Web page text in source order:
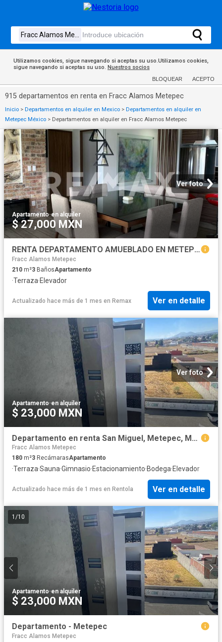
Utilizamos cookies, sigue navegando si aceptas su uso.Utilizamos cookies,
sigue navegando si aceptas su uso. Nuestros socios
BLOQUEAR ACEPTO
915 departamentos en renta en Fracc Alamos Metepec
Inicio > Departamentos en alquiler en Mexico > Departamentos en alquiler en
Metepec México > Departamentos en alquiler en Fracc Alamos Metepec
Ver foto
Apartamento·en alquiler
$ 27,000 MXN
RENTA DEPARTAMENTO AMUEBLADO EN METEPEC ESTADO DE MÉXICO
Fracc Alamos Metepec
210 m²3 BañosApartamento
·Terraza·Elevador
Actualizado hace más de 1 mes en Remax Ver en detalle
Ver foto
Apartamento·en alquiler
$ 23,000 MXN
Departamento en renta San Miguel, Metepec, Metepec
Fracc Alamos Metepec
180 m²3 RecámarasApartamento
·Terraza·Sauna·Gimnasio·Estacionamiento·Bodega·Elevador
Actualizado hace más de 1 mes en Rentola Ver en detalle
1 /10
Apartamento·en alquiler
$ 23,000 MXN
Departamento - Metepec
Fracc Alamos Metepec